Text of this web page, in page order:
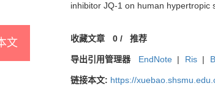
inhibitor JQ-1 on human hypertropic
文 收藏文章 0/ 推荐
导出引用管理器 EndNote | Ris |
链接本文: https://